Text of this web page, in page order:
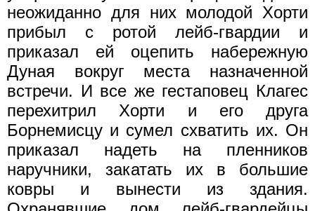
неожиданно для них молодой Хорти
прибыл с ротой лейб-гвардии и
приказал ей оцепить набережную
Дуная вокруг места назначенной
встречи. И все же гестаповец Клагес
перехитрил Хорти и его друга
Борнемисцу и сумел схватить их. Он
приказал надеть на пленников
наручники, закатать их в большие
ковры и вынести из здания.